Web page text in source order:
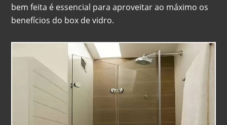
bem feita é essencial para aproveitar ao máximo os
benefícios do box de vidro.